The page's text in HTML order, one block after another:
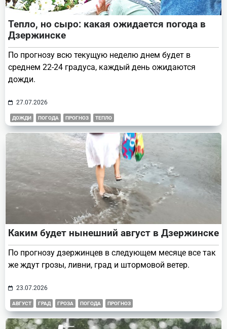
Тепло, но сыро: какая ожидается погода в
Дзержинске
По прогнозу всю текущую неделю днем будет в
среднем 22-24 градуса, каждый день ожидаются
дожди.
27.07.2026
ДОЖДИ ПОГОДА ПРОГНОЗ ТЕПЛО
Каким будет нынешний август в Дзержинске
По прогнозу дзержинцев в следующем месяце все так
же ждут грозы, ливни, град и штормовой ветер.
23.07.2026
АВГУСТ ГРАД ГРОЗА ПОГОДА ПРОГНОЗ